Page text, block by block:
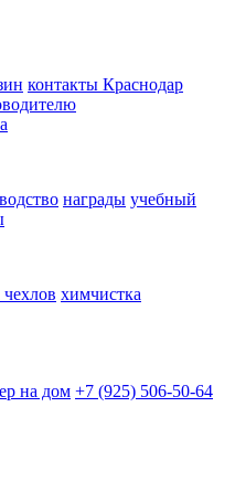
контакты Краснодар
награды учебный
чехлов химчистка
на дом +7 (925) 506-50-64